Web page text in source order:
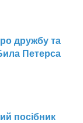
дружбу та
Петерса
посібник